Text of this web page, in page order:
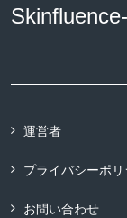
Skinfluence-
運営者
プライバシーポリ
お問い合わせ